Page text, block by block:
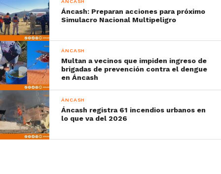
Áncash: Preparan acciones para próximo
Simulacro Nacional Multipeligro
ÁNCASH
Multan a vecinos que impiden ingreso de
brigadas de prevención contra el dengue
en Áncash
ÁNCASH
Áncash registra 61 incendios urbanos en
lo que va del 2026